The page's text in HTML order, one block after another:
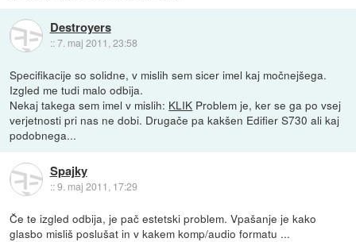
Destroyers
::7. maj 2011, 23:58
Specifikacije so solidne, v mislih sem sicer imel kaj močnejšega.
Izgled me tudi malo odbija.
Nekaj takega sem imel v mislih: KLIK Problem je, ker se ga po vsej
verjetnosti pri nas ne dobi. Drugače pa kakšen Edifier S730 ali kaj
podobnega...
Spajky
::9. maj 2011, 17:29
Če te izgled odbija, je pač estetski problem. Vpašanje je kako
glasbo misliš poslušat in v kakem komp/audio formatu ...